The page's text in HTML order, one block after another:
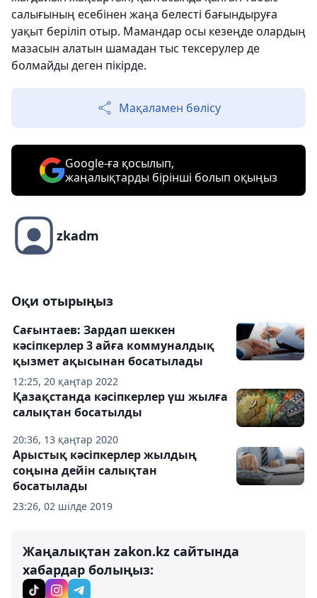
салығының есебінен жаңа белесті бағындыруға
уақыт беріліп отыр. Мамандар осы кезеңде олардың
мазасын алатын шамадан тыс тексерулер де
болмайды деген пікірде.
Мақаламен бөлісу
Google-ға қосылып,
жаңалықтарды бірінші болып оқыңыз
zkadm
Оқи отырыңыз
12:25, 20 қаңтар 2022
Сағынтаев: Зардап шеккен
кәсіпкерлер 3 айға коммуналдық
қызмет ақысынан босатылады
20:36, 13 қаңтар 2020
Қазақстанда кәсіпкерлер үш жылға
салықтан босатылды
23:26, 02 шілде 2019
Арыстық кәсіпкерлер жылдың
соңына дейін салықтан
босатылады
Жаңалықтан zakon.kz сайтында
хабардар болыңыз: